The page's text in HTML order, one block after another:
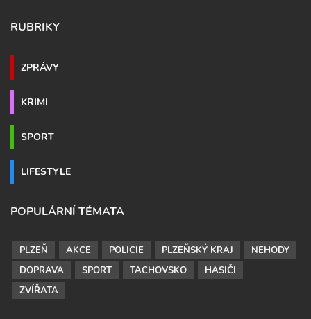
RUBRIKY
ZPRÁVY
KRIMI
SPORT
LIFESTYLE
POPULÁRNÍ TÉMATA
PLZEŇ AKCE POLICIE PLZEŇSKÝ KRAJ
NEHODY
DOPRAVA
SPORT TACHOVSKO
HASIČI
ZVÍŘATA